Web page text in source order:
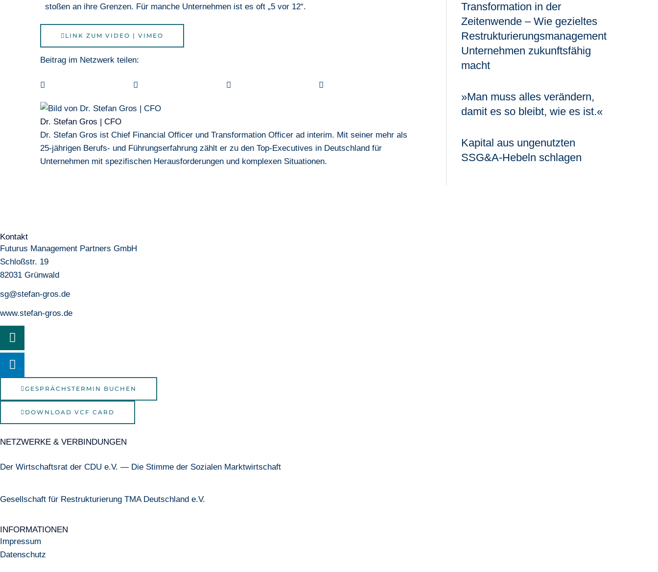
stoßen an ihre Grenzen. Für manche Unternehmen ist es oft „5 vor 12“.
LINK ZUM VIDEO | VIMEO
Beitrag im Netzwerk teilen:
Dr. Stefan Gros | CFO
Dr. Stefan Gros ist Chief Financial Officer und Transformation Officer ad interim. Mit seiner mehr als
25-jährigen Berufs- und Führungserfahrung zählt er zu den Top-Executives in Deutschland für
Unternehmen mit spezifischen Herausforderungen und komplexen Situationen.
Transformation in der
Zeitenwende – Wie gezieltes
Restrukturierungsmanagement
Unternehmen zukunftsfähig
macht
»Man muss alles verändern,
damit es so bleibt, wie es ist.«
Kapital aus ungenutzten
SSG&A-Hebeln schlagen
Kontakt
Futurus Management Partners GmbH
Schloßstr. 19
82031 Grünwald
sg@stefan-gros.de
www.stefan-gros.de
Xing
Linkedin-
in
GESPRÄCHSTERMIN BUCHEN
DOWNLOAD VCF CARD
NETZWERKE & VERBINDUNGEN
Der Wirtschaftsrat der CDU e.V. — Die Stimme der Sozialen Marktwirtschaft
Gesellschaft für Restrukturierung TMA Deutschland e.V.
INFORMATIONEN
Impressum
Datenschutz